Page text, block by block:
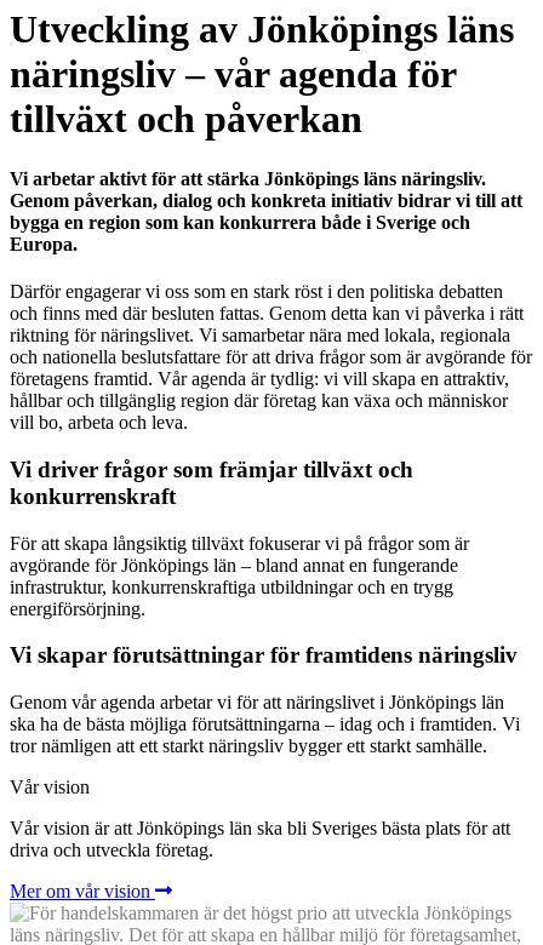
Utveckling av Jönköpings läns
näringsliv – vår agenda för
tillväxt och påverkan
Vi arbetar aktivt för att stärka Jönköpings läns näringsliv.
Genom påverkan, dialog och konkreta initiativ bidrar vi till att
bygga en region som kan konkurrera både i Sverige och
Europa.
Därför engagerar vi oss som en stark röst i den politiska debatten
och finns med där besluten fattas. Genom detta kan vi påverka i rätt
riktning för näringslivet. Vi samarbetar nära med lokala, regionala
och nationella beslutsfattare för att driva frågor som är avgörande för
företagens framtid. Vår agenda är tydlig: vi vill skapa en attraktiv,
hållbar och tillgänglig region där företag kan växa och människor
vill bo, arbeta och leva.
Vi driver frågor som främjar tillväxt och
konkurrenskraft
För att skapa långsiktig tillväxt fokuserar vi på frågor som är
avgörande för Jönköpings län – bland annat en fungerande
infrastruktur, konkurrenskraftiga utbildningar och en trygg
energiförsörjning.
Vi skapar förutsättningar för framtidens näringsliv
Genom vår agenda arbetar vi för att näringslivet i Jönköpings län
ska ha de bästa möjliga förutsättningarna – idag och i framtiden. Vi
tror nämligen att ett starkt näringsliv bygger ett starkt samhälle.
Vår vision
Vår vision är att Jönköpings län ska bli Sveriges bästa plats för att
driva och utveckla företag.
Mer om vår vision